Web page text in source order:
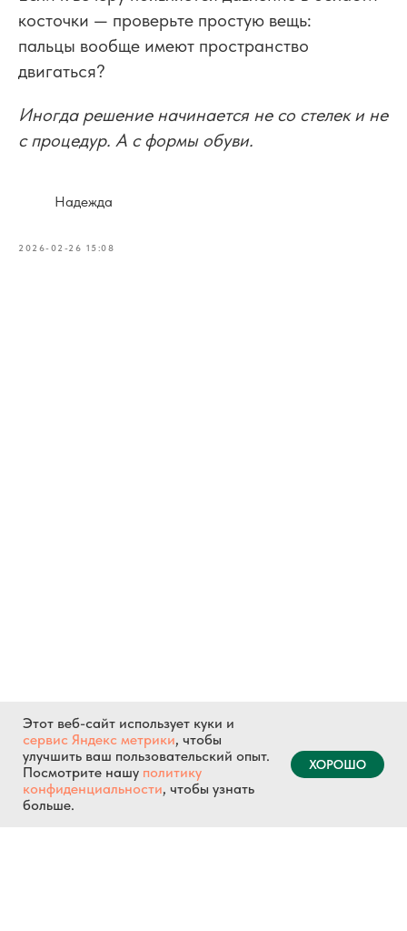
косточки — проверьте простую вещь:
пальцы вообще имеют пространство
двигаться?
Иногда решение начинается не со стелек и не
с процедур. А с формы обуви.
Надежда
2026-02-26 15:08
Этот веб-сайт использует куки и
сервис Яндекс метрики, чтобы
улучшить ваш пользовательский опыт.
Посмотрите нашу политику
конфиденциальности, чтобы узнать
больше.
ХОРОШО